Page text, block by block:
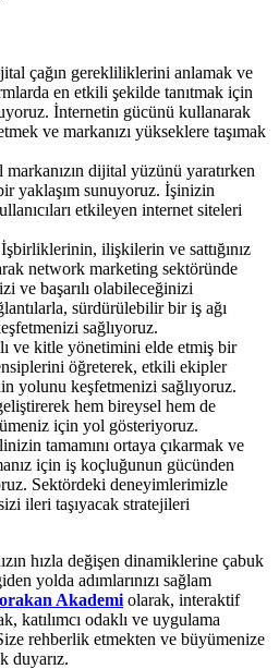
çağın gerekliliklerini anlamak ve
en etkili şekilde tanıtmak için
İnternetin gücünü kullanarak
ve markanızı yükseklere taşımak
markanızın dijital yüzünü yaratırken
yaklaşım sunuyoruz. İşinizin
etkileyen internet siteleri
İşbirliklerinin, ilişkilerin ve sattığınız
network marketing sektöründe
ve başarılı olabileceğinizi
sürdürülebilir bir iş ağı
sağlıyoruz.
ve kitle yönetimini elde etmiş bir
öğreterek, etkili ekipler
yolunu keşfetmenizi sağlıyoruz.
hem bireysel hem de
için yol gösteriyoruz.
tamamını ortaya çıkarmak ve
için iş koçluğunun gücünden
Sektördeki deneyimlerimizle
ileri taşıyacak stratejileri
hızla değişen dinamiklerine çabuk
yolda adımlarınızı sağlam
Akademi olarak, interaktif
katılımcı odaklı ve uygulama
rehberlik etmekten ve büyümenize
duyarız.